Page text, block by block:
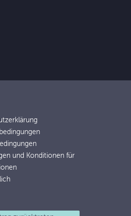
und Konditionen für